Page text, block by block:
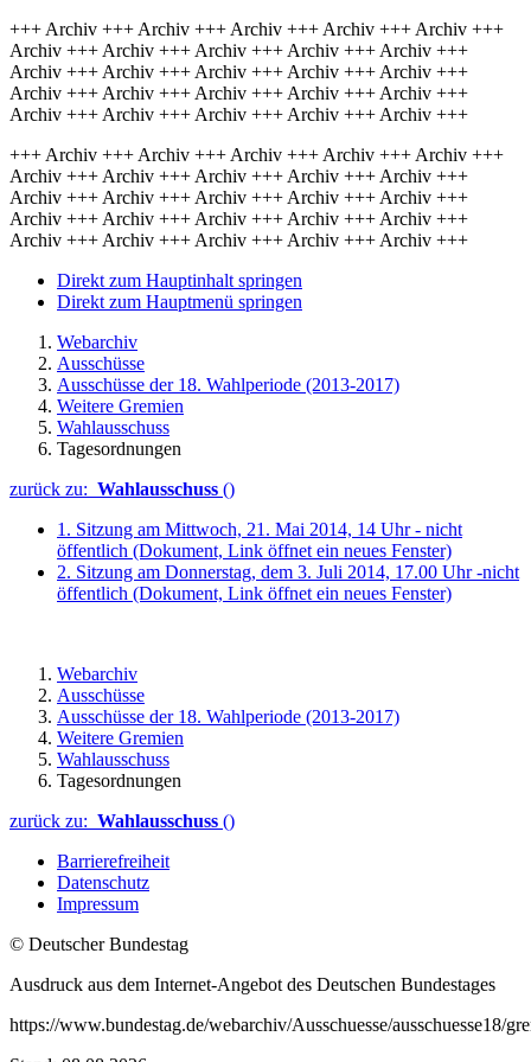
+++ Archiv +++ Archiv +++ Archiv +++ Archiv +++ Archiv +++
Archiv +++ Archiv +++ Archiv +++ Archiv +++ Archiv +++
Archiv +++ Archiv +++ Archiv +++ Archiv +++ Archiv +++
Archiv +++ Archiv +++ Archiv +++ Archiv +++ Archiv +++
Archiv +++ Archiv +++ Archiv +++ Archiv +++ Archiv +++
+++ Archiv +++ Archiv +++ Archiv +++ Archiv +++ Archiv +++
Archiv +++ Archiv +++ Archiv +++ Archiv +++ Archiv +++
Archiv +++ Archiv +++ Archiv +++ Archiv +++ Archiv +++
Archiv +++ Archiv +++ Archiv +++ Archiv +++ Archiv +++
Archiv +++ Archiv +++ Archiv +++ Archiv +++ Archiv +++
Direkt zum Hauptinhalt springen
Direkt zum Hauptmenü springen
Webarchiv
Ausschüsse
Ausschüsse der 18. Wahlperiode (2013-2017)
Weitere Gremien
Wahlausschuss
Tagesordnungen
zurück zu: Wahlausschuss ()
1. Sitzung am Mittwoch, 21. Mai 2014, 14 Uhr - nicht
öffentlich (Dokument, Link öffnet ein neues Fenster)
2. Sitzung am Donnerstag, dem 3. Juli 2014, 17.00 Uhr -nicht
öffentlich (Dokument, Link öffnet ein neues Fenster)
Webarchiv
Ausschüsse
Ausschüsse der 18. Wahlperiode (2013-2017)
Weitere Gremien
Wahlausschuss
Tagesordnungen
zurück zu: Wahlausschuss ()
Barrierefreiheit
Datenschutz
Impressum
© Deutscher Bundestag
Ausdruck aus dem Internet-Angebot des Deutschen Bundestages
https://www.bundestag.de/webarchiv/Ausschuesse/ausschuesse18/